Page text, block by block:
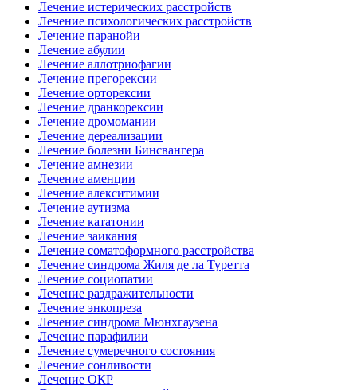
Лечение истерических расстройств
Лечение психологических расстройств
Лечение паранойи
Лечение абулии
Лечение аллотриофагии
Лечение прегорексии
Лечение орторексии
Лечение дранкорексии
Лечение дромомании
Лечение дереализации
Лечение болезни Бинсвангера
Лечение амнезии
Лечение аменции
Лечение алекситимии
Лечение аутизма
Лечение кататонии
Лечение заикания
Лечение соматоформного расстройства
Лечение синдрома Жиля де ла Туретта
Лечение социопатии
Лечение раздражительности
Лечение энкопреза
Лечение синдрома Мюнхгаузена
Лечение парафилии
Лечение сумеречного состояния
Лечение сонливости
Лечение ОКР